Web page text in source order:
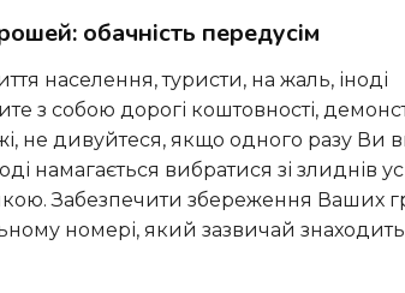
обачність передусім
з собою дорогі коштовності,
не дивуйтеся, якщо одного разу Ви
намагається вибратися зі злиднів
Забезпечити збереження Ваших
номері, який зазвичай